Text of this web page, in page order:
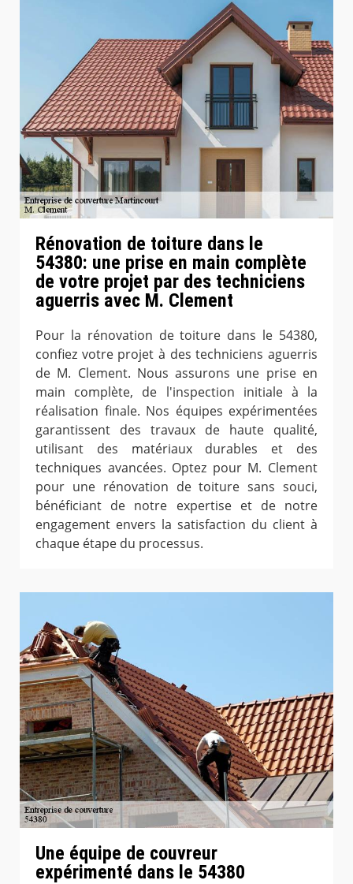
Rénovation de toiture dans le
54380: une prise en main complète
de votre projet par des techniciens
aguerris avec M. Clement
Pour la rénovation de toiture dans le 54380,
confiez votre projet à des techniciens aguerris
de M. Clement. Nous assurons une prise en
main complète, de l'inspection initiale à la
réalisation finale. Nos équipes expérimentées
garantissent des travaux de haute qualité,
utilisant des matériaux durables et des
techniques avancées. Optez pour M. Clement
pour une rénovation de toiture sans souci,
bénéficiant de notre expertise et de notre
engagement envers la satisfaction du client à
chaque étape du processus.
Une équipe de couvreur
expérimenté dans le 54380